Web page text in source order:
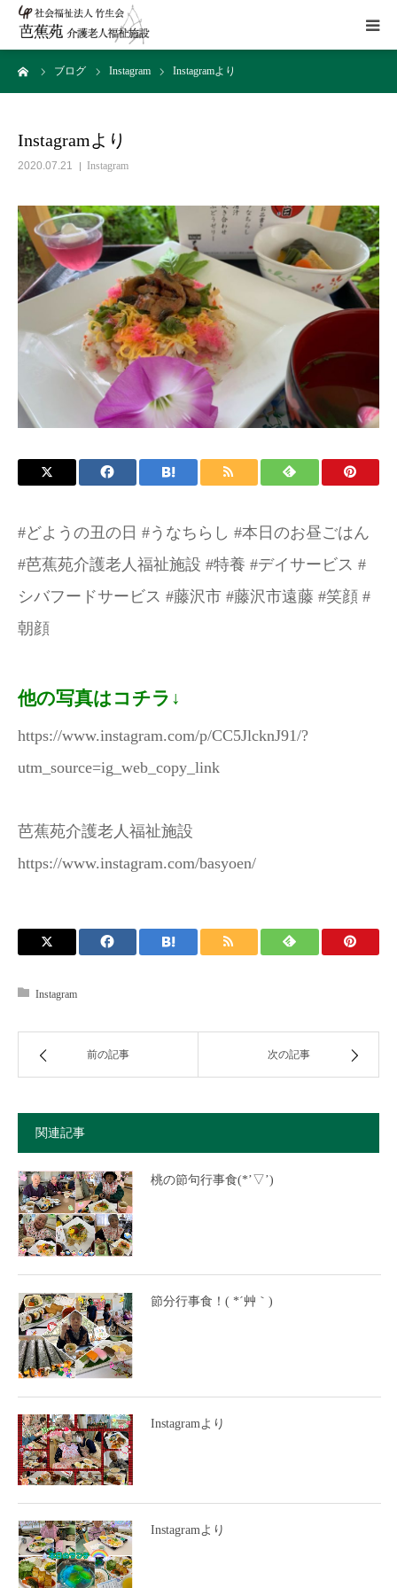
ブログ Instagram Instagramより
Instagramより
2020.07.21 Instagram
#どようの丑の日 #うなちらし #本日のお昼ごはん
#芭蕉苑介護老人福祉施設 #特養 #デイサービス #
シバフードサービス #藤沢市 #藤沢市遠藤 #笑顔 #
朝顔
他の写真はコチラ↓
https://www.instagram.com/p/CC5JlcknJ91/?
utm_source=ig_web_copy_link
芭蕉苑介護老人福祉施設
https://www.instagram.com/basyoen/
Instagram
前の記事 次の記事
関連記事
桃の節句行事食(*’▽’)
節分行事食！( *´艸｀)
Instagramより
Instagramより
施設概要
サービス
Instagram
取組み
アクセス
お問い合わせ
施設パンフレット